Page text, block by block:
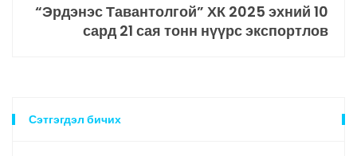
“Эрдэнэс Тавантолгой” ХК 2025 эхний 10
сард 21 сая тонн нүүрс экспортлов
Сэтгэгдэл бичих